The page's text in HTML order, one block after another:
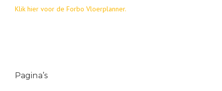
Klik hier voor de Forbo Vloerplanner.
Pagina’s